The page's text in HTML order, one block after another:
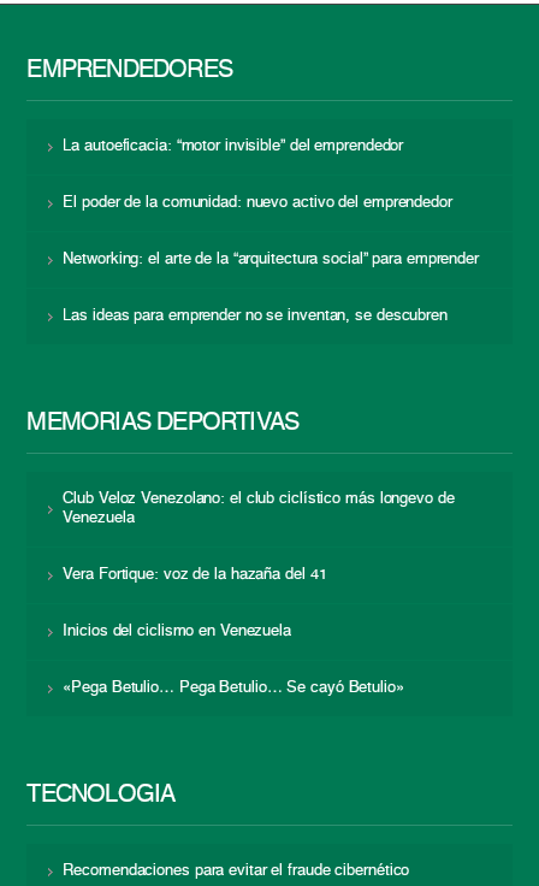
EMPRENDEDORES
La autoeficacia: “motor invisible” del emprendedor
El poder de la comunidad: nuevo activo del emprendedor
Networking: el arte de la “arquitectura social” para emprender
Las ideas para emprender no se inventan, se descubren
MEMORIAS DEPORTIVAS
Club Veloz Venezolano: el club ciclístico más longevo de
Venezuela
Vera Fortique: voz de la hazaña del 41
Inicios del ciclismo en Venezuela
«Pega Betulio… Pega Betulio… Se cayó Betulio»
TECNOLOGÍA
Recomendaciones para evitar el fraude cibernético